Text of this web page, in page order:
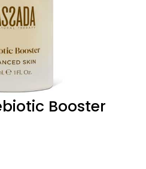
Booster